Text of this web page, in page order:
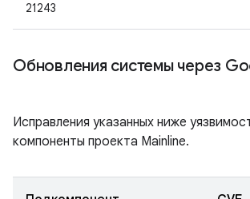
21243
Обновления системы через
Исправления указанных ниже
компоненты проекта Mainline.